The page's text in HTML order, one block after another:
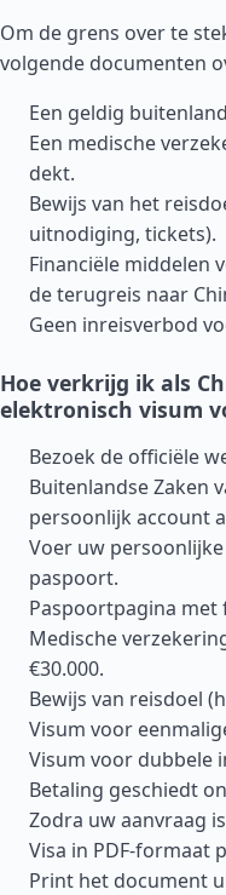
Om de grens over te
volgende documenten
Een geldig
Een medische
dekt.
Bewijs van het
uitnodiging, tickets).
Financiële middelen
de terugreis naar
Geen inreisverbod
Hoe verkrijg ik als
elektronisch visum
Bezoek de officiële
Buitenlandse Zaken
persoonlijk account
Voer uw
paspoort.
Paspoortpagina met
Medische
€30.000.
Bewijs van reisdoel
Visum voor
Visum voor dubbele
Betaling geschiedt
Zodra uw aanvraag
Visa in PDF-formaat
Print het document